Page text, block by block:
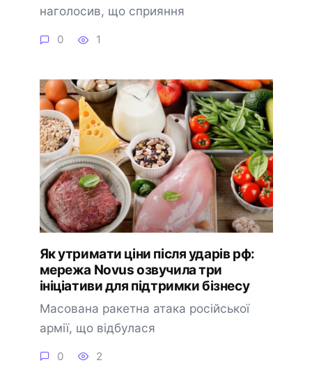
наголосив, що сприяння
0 1
Як утримати ціни після ударів рф:
мережа Novus озвучила три
ініціативи для підтримки бізнесу
Масована ракетна атака російської
армії, що відбулася
0 2